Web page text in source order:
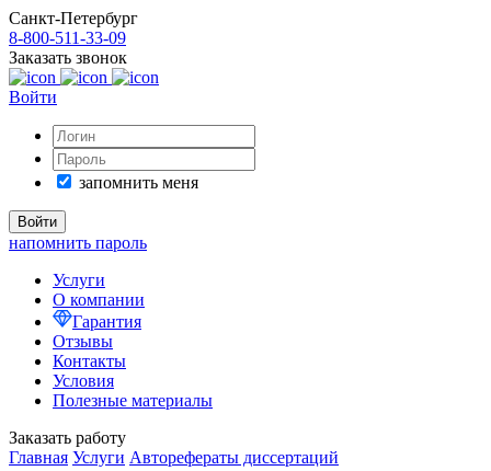
Санкт-Петербург
8-800-511-33-09
Заказать звонок
Войти
запомнить меня
напомнить пароль
Услуги
О компании
Гарантия
Отзывы
Контакты
Условия
Полезные материалы
Заказать работу
Главная Услуги Авторефераты диссертаций